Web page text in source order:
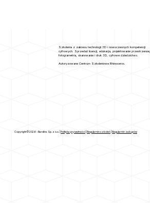
Szkolenia z zakresu technologii 3D i nowoczesnych kompetencji
cyfrowych. Sprzedaż licencji, edukacja, projektowanie przestrzenne,
fotogrametria, skanowanie i druk 3D, cyfrowe dziedzictwo.
Autoryzowane Centrum Szkoleniowe Rhinoceros.
Copyright © 2026 - Bardins Sp. z o.o. | Polityka prywatności Regulamin szkoleń Regulamin zakupów